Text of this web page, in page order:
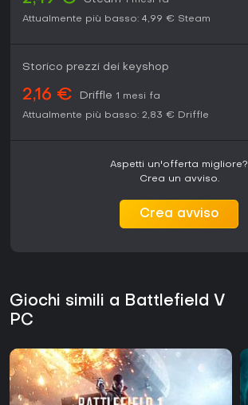
Attualmente più basso: 4,99 € Steam
Storico prezzi dei keyshop
2,16 € Driffle 1 mesi fa
Attualmente più basso: 2,83 € Driffle
Aspetti un'offerta migliore?
Crea un avviso.
Crea avviso
Giochi simili a Battlefield V
PC